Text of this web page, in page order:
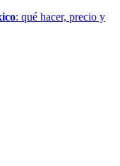
: qué hacer, precio y